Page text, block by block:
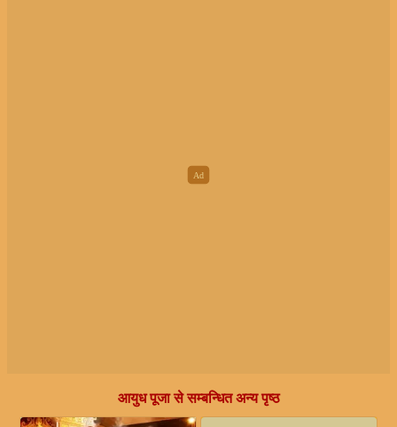
आयुध पूजा से सम्बन्धित अन्य पृष्ठ